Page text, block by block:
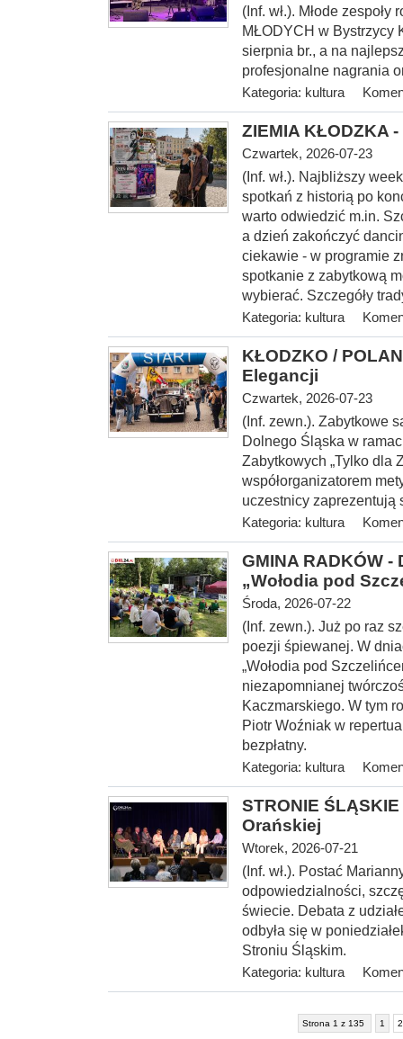
(Inf. wł.). Młode
MŁODYCH w Bystrzycy
sierpnia br., a na
profesjonalne nagrania
Kategoria: kultura
ZIEMIA KŁODZKA
Czwartek, 2026-07-23
(Inf. wł.). Najbliższy
spotkań z historią po
warto odwiedzić m.in.
a dzień zakończyć
ciekawie - w programie
spotkanie z zabytkową
wybierać. Szczegóły
Kategoria: kultura
KŁODZKO /
Elegancji
Czwartek, 2026-07-23
(Inf. zewn.). Zabytkowe
Dolnego Śląska w
Zabytkowych „Tylko dla
współorganizatorem
uczestnicy
Kategoria: kultura
GMINA RADKÓW
„Wołodia pod
Środa, 2026-07-22
(Inf. zewn.). Już po raz
poezji śpiewanej. W
„Wołodia pod
niezapomnianej
Kaczmarskiego. W tym
Piotr Woźniak w
bezpłatny.
Kategoria: kultura
STRONIE
Orańskiej
Wtorek, 2026-07-21
(Inf. wł.). Postać
odpowiedzialności,
świecie. Debata z
odbyła się w
Stroniu Śląskim.
Kategoria: kultura
Strona 1 z 135 1 2